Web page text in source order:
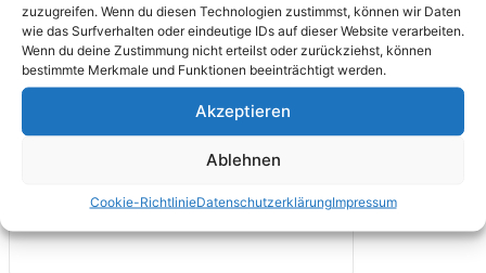
zuzugreifen. Wenn du diesen Technologien zustimmst, können wir Daten
wie das Surfverhalten oder eindeutige IDs auf dieser Website verarbeiten.
Wenn du deine Zustimmung nicht erteilst oder zurückziehst, können
bestimmte Merkmale und Funktionen beeinträchtigt werden.
Akzeptieren
Ablehnen
Cookie-RichtlinieDatenschutzerklärungImpressum
Telefon tagsüber*
E-Mail
E-Mail-Adresse wiederholen*